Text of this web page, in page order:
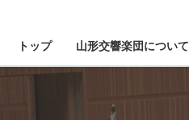
トップ 山形交響楽団について
山響が目指すもの